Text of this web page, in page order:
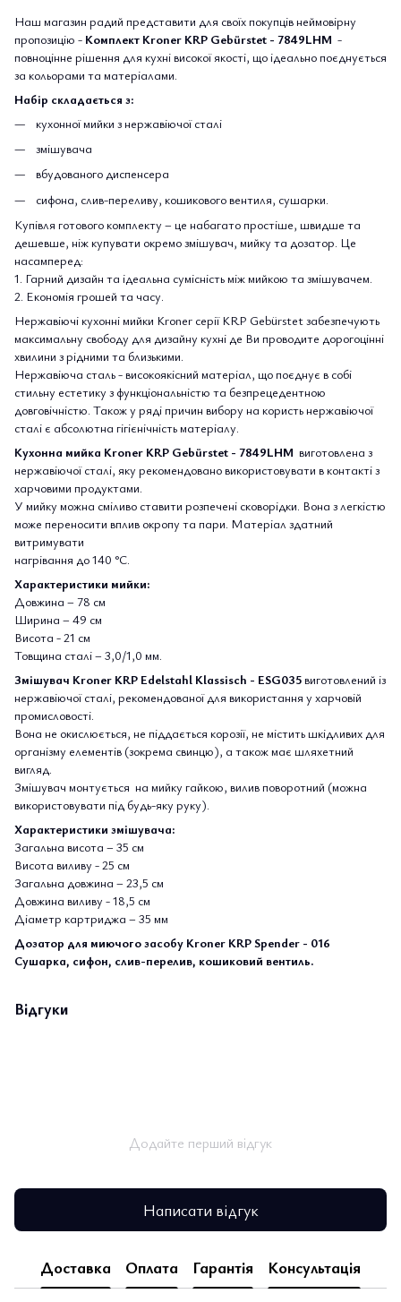
Наш магазин радий представити для своїх покупців неймовірну
пропозицію - Комплект Kroner KRP Gebürstet - 7849LHM -
повноцінне рішення для кухні високої якості, що ідеально поєднується
за кольорами та матеріалами.
Набір складається з:
кухонної мийки з нержавіючої сталі
змішувача
вбудованого диспенсера
сифона, слив-переливу, кошикового вентиля, сушарки.
Купівля готового комплекту – це набагато простіше, швидше та
дешевше, ніж купувати окремо змішувач, мийку та дозатор. Це
насамперед:
1. Гарний дизайн та ідеальна сумісність між мийкою та змішувачем.
2. Економія грошей та часу.
Нержавіючі кухонні мийки Kroner серії KRP Gebürstet забезпечують
максимальну свободу для дизайну кухні де Ви проводите дорогоцінні
хвилини з рідними та близькими.
Нержавіюча сталь - високоякісний матеріал, що поєднує в собі
стильну естетику з функціональністю та безпрецедентною
довговічністю. Також у ряді причин вибору на користь нержавіючої
сталі є абсолютна гігієнічність матеріалу.
Кухонна мийка Kroner KRP Gebürstet - 7849LHM виготовлена з
нержавіючої сталі, яку рекомендовано використовувати в контакті з
харчовими продуктами.
У мийку можна сміливо ставити розпечені сковорідки. Вона з легкістю
може переносити вплив окропу та пари. Матеріал здатний
витримувати
нагрівання до 140 °С.
Характеристики мийки:
Довжина – 78 см
Ширина – 49 см
Висота - 21 см
Товщина сталі – 3,0/1,0 мм.
Змішувач Kroner KRP Edelstahl Klassisch - ESG035виготовлений із
нержавіючої сталі, рекомендованої для використання у харчовій
промисловості.
Вона не окислюється, не піддається корозії, не містить шкідливих для
організму елементів (зокрема свинцю), а також має шляхетний
вигляд.
Змішувач монтується на мийку гайкою, вилив поворотний (можна
використовувати під будь-яку руку).
Характеристики змішувача:
Загальна висота – 35 см
Висота виливу - 25 см
Загальна довжина – 23,5 см
Довжина виливу - 18,5 см
Діаметр картриджа – 35 мм
Дозатор для миючого засобу Kroner KRP Spender - 016
Сушарка, сифон, слив-перелив, кошиковий вентиль.
Відгуки
Додайте перший відгук
Написати відгук
Доставка Оплата Гарантія Консультація